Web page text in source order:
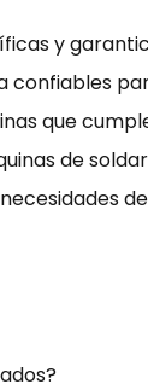
y
confiables
que
de